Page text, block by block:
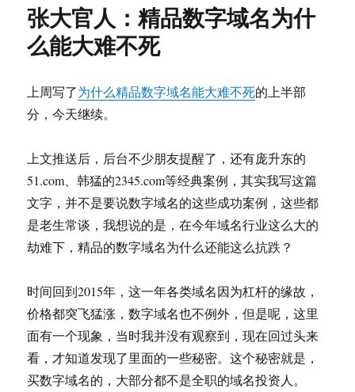
人：
小
岛
事
（一）
张大官人：精品数字域名为什
么能大难不死
上周写了为什么精品数字域名能大难不死的上半部
分，今天继续。
上文推送后，后台不少朋友提醒了，还有庞升东的
51.com、韩猛的2345.com等经典案例，其实我写这篇
文字，并不是要说数字域名的这些成功案例，这些都
是老生常谈，我想说的是，在今年域名行业这么大的
劫难下，精品的数字域名为什么还能这么抗跌？
时间回到2015年，这一年各类域名因为杠杆的缘故，
价格都突飞猛涨，数字域名也不例外，但是呢，这里
面有一个现象，当时我并没有观察到，现在回过头来
看，才知道发现了里面的一些秘密。这个秘密就是，
买数字域名的，大部分都不是全职的域名投资人。